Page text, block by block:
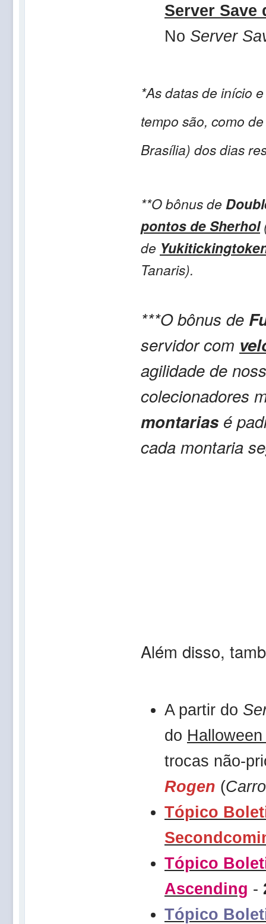
Server Save
No Server
*As datas de início
tempo são, como
Brasília) dos dias
**O bônus de
pontos de Sherhol
de
Tanaris).
***O bônus de
servidor com
agilidade de
colecionadores
montarias é
cada montaria
Além disso,
A partir do
do
trocas não-
Rogen (
Tópico
Tópico
Ascending -
Tópico